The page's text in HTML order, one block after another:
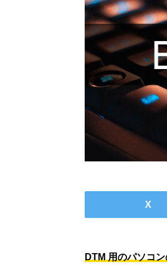
X
DTM 用のパソコ